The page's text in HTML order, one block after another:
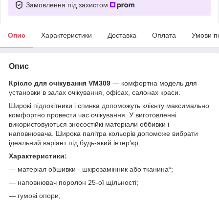
Замовлення під захистом
Опис Характеристики Доставка Оплата Умови
Опис
Крісло для очікування VM309 ― комфортна модель для
установки в залах очікування, офісах, салонах краси.
Широкі підлокітники і спинка допоможуть клієнту максимально
комфортно провести час очікування. У виготовленні
використовуються зносостійкі матеріали оббивки і
наповнювача. Широка палітра кольорів допоможе вибрати
ідеальний варіант під будь-який інтер'єр.
Характеристики:
― матеріал обшивки - шкірозамінник або тканина*;
― наповнювач поролон 25-ої щільності;
― гумові опори;